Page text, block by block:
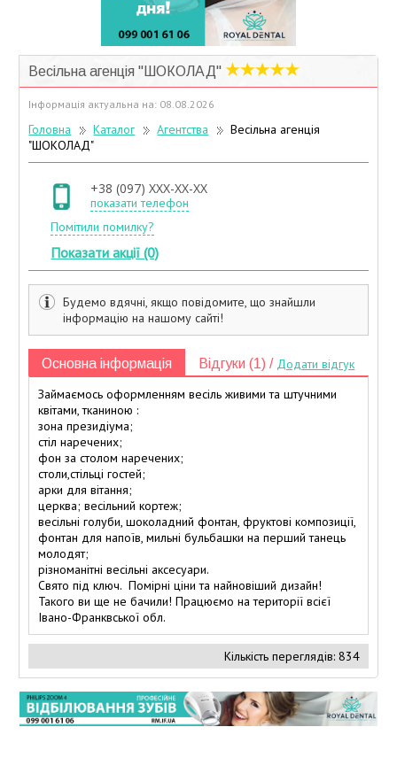
Весільна агенція "ШОКОЛАД"
Інформація актуальна на: 08.08.2026
Головна Каталог Агентства
Весільна агенція
"ШОКОЛАД"
+38 (097) XXX-XX-XX
показати телефон
Помітили помилку?
Показати акції (0)
Будемо вдячні, якщо повідомите, що знайшли
інформацію на нашому сайті!
Основна інформація Відгуки (1) / Додати відгук
Займаємось оформленням весіль живими та штучними
квітами, тканиною :
зона президіума;
стіл наречених;
фон за столом наречених;
столи,стільці гостей;
арки для вітання;
церква; весільний кортеж;
весільні голуби, шоколадний фонтан, фруктові композиції,
фонтан для напоїв, мильні бульбашки на перший танець
молодят;
різноманітні весільні аксесуари.
Свято під ключ. Помірні ціни та найновіший дизайн!
Такого ви ще не бачили! Працюємо на території всієї
Івано-Франквської обл.
Кількість переглядів: 834